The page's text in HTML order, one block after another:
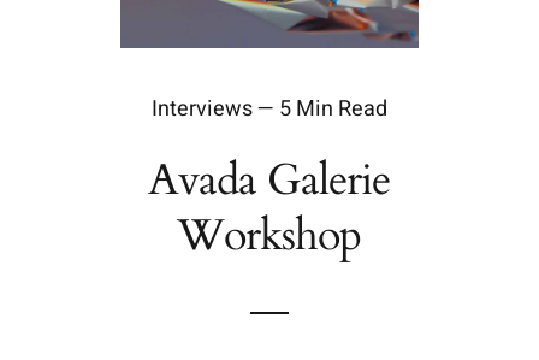
Interviews — 5 Min Read
Avada Galerie
Workshop